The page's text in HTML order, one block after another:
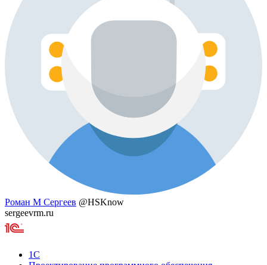
Роман М Сергеев @HSKnow
sergeevrm.ru
1С